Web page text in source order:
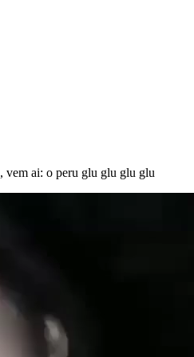
vem ai: o peru glu glu glu glu